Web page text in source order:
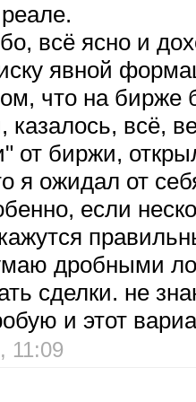
всё ясно и
явной
что на бирже
казалось, всё,
от биржи,
я ожидал от
если
дробными
сделки. не
и этот
11:09